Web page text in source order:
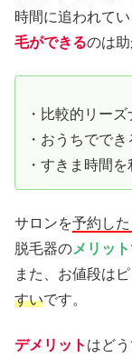
時間に追われて
毛ができるのは助
・比較的リー
・おうちでで
・すきま時間
サロンを予約し
脱毛器のメリット
また、お値段は
すいです。
デメリット はどう